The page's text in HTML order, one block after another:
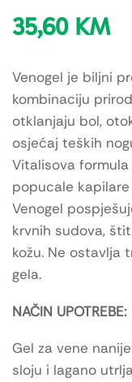
35,60 KM
Venogel je biljni
kombinaciju
otklanjaju bol,
osjećaj teških
Vitalisova
popucale
Venogel
krvnih sudova,
kožu. Ne ostavlja
gela.
NAČIN UPOTREBE:
Gel za vene
sloju i lagano